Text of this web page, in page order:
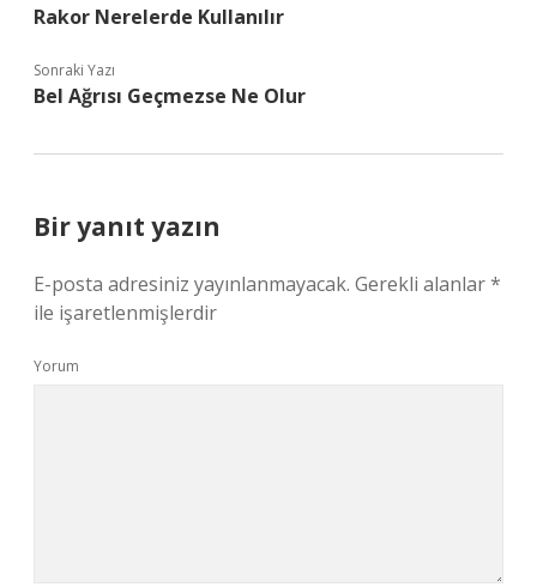
Rakor Nerelerde Kullanılır
Sonraki Yazı
Bel Ağrısı Geçmezse Ne Olur
Bir yanıt yazın
E-posta adresiniz yayınlanmayacak. Gerekli alanlar*
ile işaretlenmişlerdir
Yorum